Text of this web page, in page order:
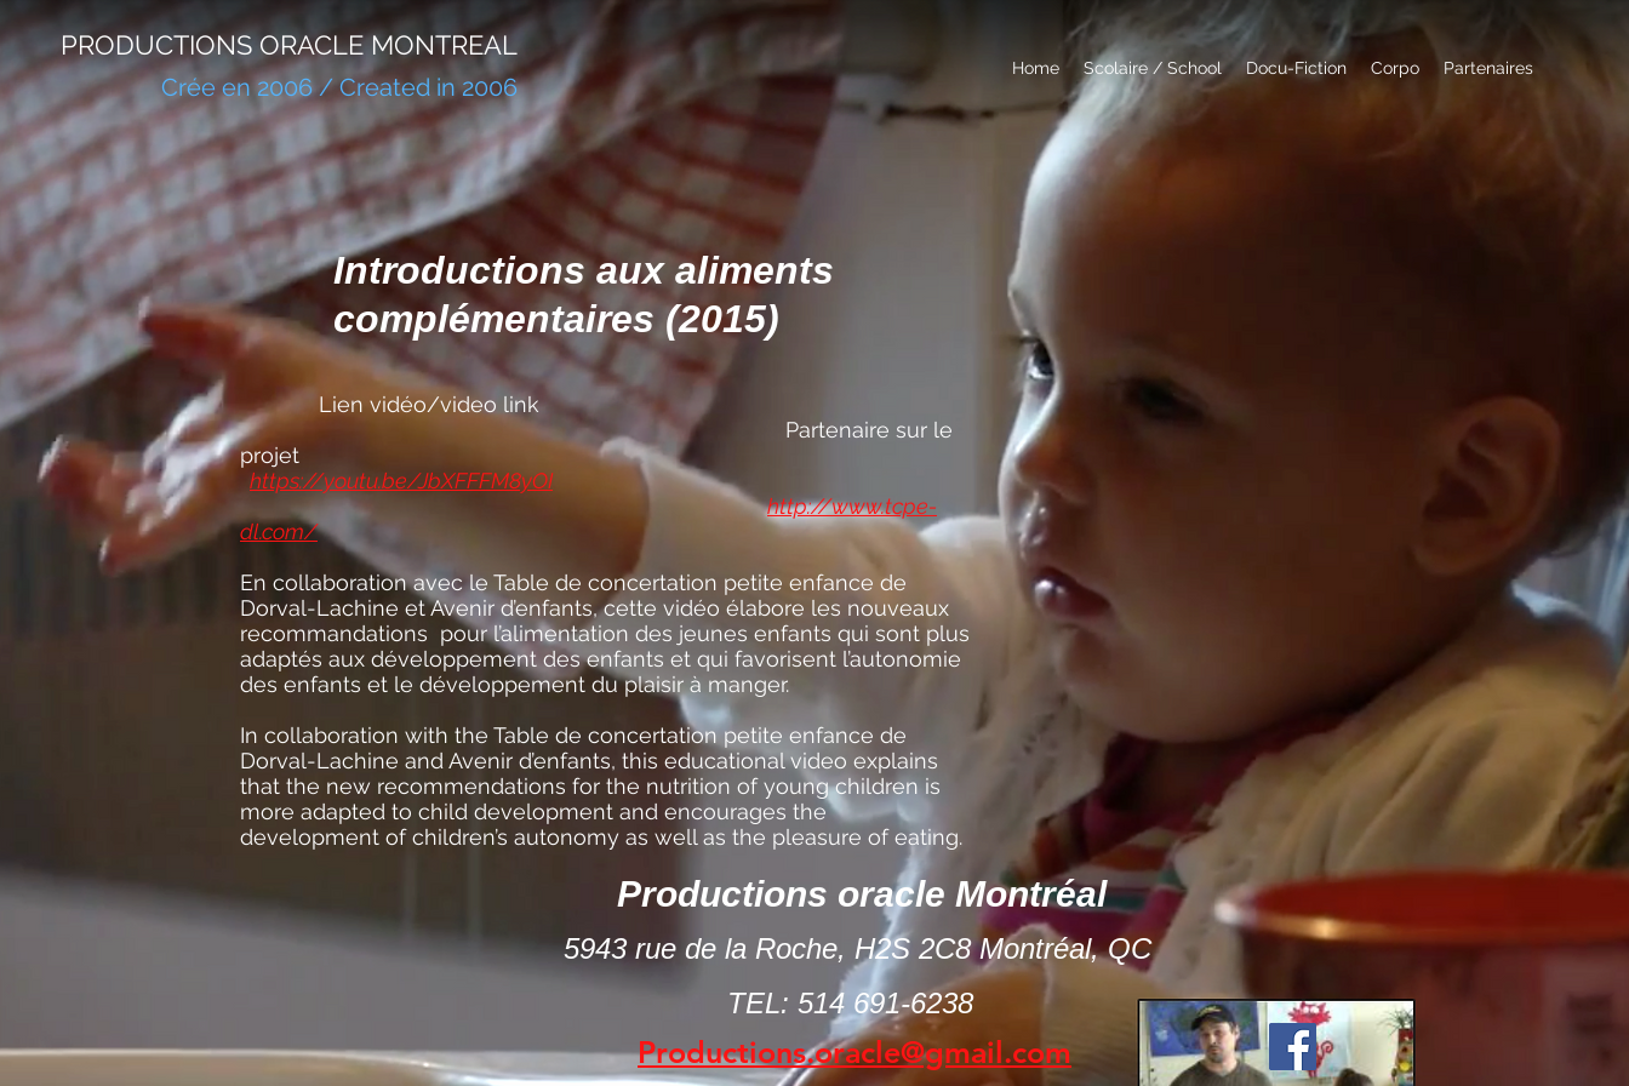
PRODUCTIONS ORACLE MONTREAL
Crée en 2006 / Created in 2006
Home Scolaire / School Docu-Fiction Corpo Partenaires
Introductions aux aliments
complémentaires (2015)
Lien vidéo/video link
Partenaire sur le
projet
https://youtu.be/JbXFFFM8yOI
http://www.tcpe-
dl.com/
En collaboration avec le Table de concertation petite enfance de
Dorval-Lachine et Avenir d’enfants, cette vidéo élabore les nouveaux
recommandations pour l’alimentation des jeunes enfants qui sont plus
adaptés aux développement des enfants et qui favorisent l’autonomie
des enfants et le développement du plaisir à manger.
In collaboration with the Table de concertation petite enfance de
Dorval-Lachine and Avenir d’enfants, this educational video explains
that the new recommendations for the nutrition of young children is
more adapted to child development and encourages the
development of children’s autonomy as well as the pleasure of eating.
Productions oracle Montréal
5943 rue de la Roche, H2S 2C8 Montréal, QC
TEL: 514 691-6238
Productions.oracle@gmail.com